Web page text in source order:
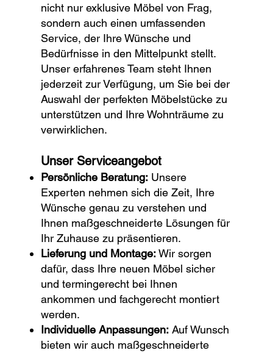
nicht nur exklusive Möbel von Frag,
sondern auch einen umfassenden
Service, der Ihre Wünsche und
Bedürfnisse in den Mittelpunkt stellt.
Unser erfahrenes Team steht Ihnen
jederzeit zur Verfügung, um Sie bei der
Auswahl der perfekten Möbelstücke zu
unterstützen und Ihre Wohnträume zu
verwirklichen.
Unser Serviceangebot
Persönliche Beratung: Unsere
Experten nehmen sich die Zeit, Ihre
Wünsche genau zu verstehen und
Ihnen maßgeschneiderte Lösungen für
Ihr Zuhause zu präsentieren.
Lieferung und Montage:Wir sorgen
dafür, dass Ihre neuen Möbel sicher
und termingerecht bei Ihnen
ankommen und fachgerecht montiert
werden.
Individuelle Anpassungen: Auf Wunsch
bieten wir auch maßgeschneiderte